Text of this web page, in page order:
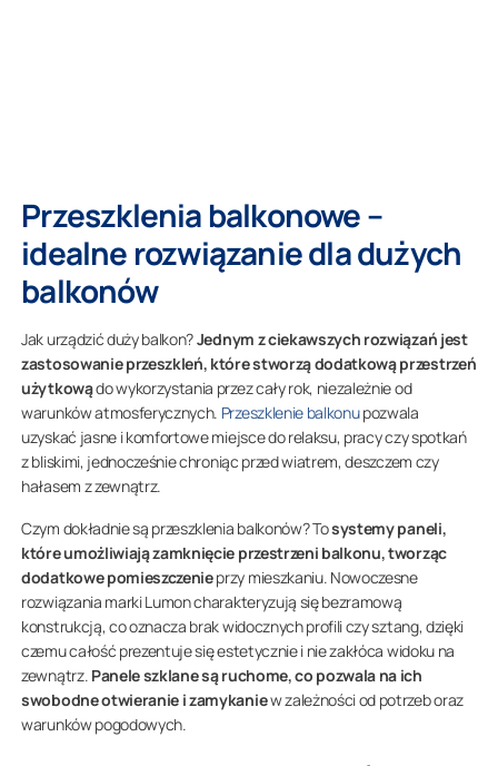
Przeszklenia balkonowe –
idealne rozwiązanie dla dużych
balkonów
Jak urządzić duży balkon?Jednym z ciekawszych rozwiązań jest
zastosowanie przeszkleń, które stworzą dodatkową przestrzeń
użytkowądo wykorzystania przez cały rok, niezależnie od
warunków atmosferycznych. Przeszklenie balkonupozwala
uzyskać jasne i komfortowe miejsce do relaksu, pracy czy spotkań
z bliskimi, jednocześnie chroniąc przed wiatrem, deszczem czy
hałasem z zewnątrz.
Czym dokładnie są przeszklenia balkonów? Tosystemy paneli,
które umożliwiają zamknięcie przestrzeni balkonu, tworząc
dodatkowe pomieszczenieprzy mieszkaniu. Nowoczesne
rozwiązania marki Lumon charakteryzują się bezramową
konstrukcją, co oznacza brak widocznych profili czy sztang, dzięki
czemu całość prezentuje się estetycznie i nie zakłóca widoku na
zewnątrz. Panele szklane są ruchome, co pozwala na ich
swobodne otwieranie i zamykaniew zależności od potrzeb oraz
warunków pogodowych.